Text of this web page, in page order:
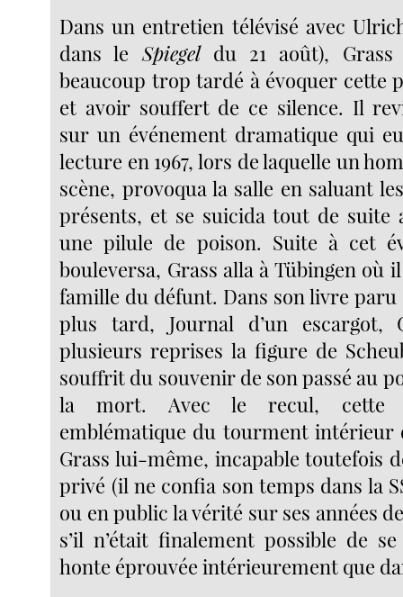
Dans un entretien télévisé avec
dans leSpiegeldu 21 août), Grass
beaucoup trop tardé à évoquer cette
et avoir souffert de ce silence. Il
sur un événement dramatique qui
lecture en 1967, lors de laquelle un
scène, provoqua la salle en saluant
présents, et se suicida tout de suite
une pilule de poison. Suite à cet
bouleversa, Grass alla à Tübingen où
famille du défunt. Dans son livre paru
plus tard, Journal d’un escargot,
plusieurs reprises la figure de
souffrit du souvenir de son passé au
la mort. Avec le recul, cette
emblématique du tourment intérieur
Grass lui-même, incapable toutefois
privé (il ne confia son temps dans la
ou en public la vérité sur ses années
s’il n’était finalement possible de
honte éprouvée intérieurement que